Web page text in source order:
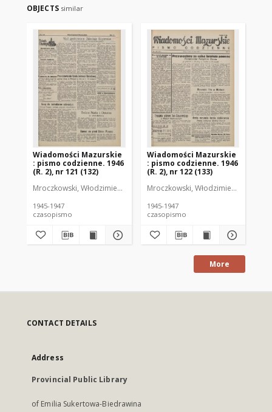
OBJECTS similar
Wiadomości Mazurskie
: pismo codzienne. 1946
(R. 2), nr 121 (132)
Mroczkowski, Włodzimierz (1902-1971). Redaktor
1945-1947
czasopismo
Wiadomości Mazurskie
: pismo codzienne. 1946
(R. 2), nr 122 (133)
Mroczkowski, Włodzimierz (1902-
1945-1947
czasopismo
More
CONTACT DETAILS
Address
Provincial Public Library
of Emilia Sukertowa-Biedrawina